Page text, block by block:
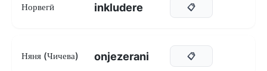
Норвегӣ inkludere 📋
Няня (Чичева) onjezerani 📋